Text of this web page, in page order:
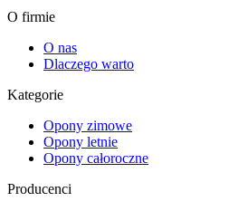
O firmie
O nas
Dlaczego warto
Kategorie
Opony zimowe
Opony letnie
Opony całoroczne
Producenci